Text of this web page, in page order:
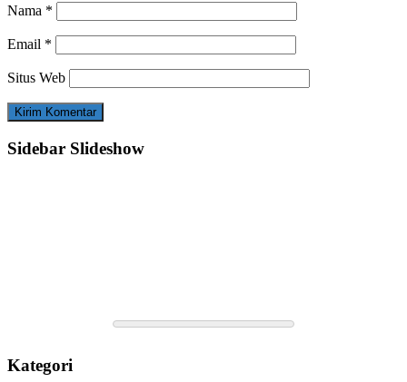
Nama *
Email *
Situs Web
Sidebar Slideshow
Kategori